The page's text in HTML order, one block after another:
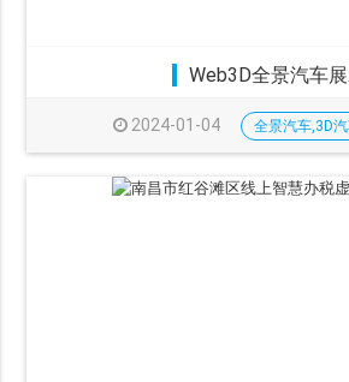
Web3D全景汽车
2024-01-04 全景汽车,3D